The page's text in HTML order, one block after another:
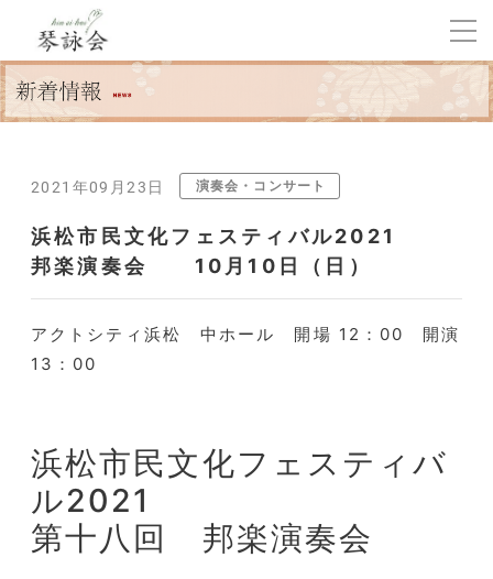
2021年09月23日 演奏会・コンサート
浜松市民文化フェスティバル2021
邦楽演奏会 10月10日（日）
アクトシティ浜松 中ホール 開場 12：00 開演
13：00
浜松市民文化フェスティバ
ル2021
第十八回 邦楽演奏会